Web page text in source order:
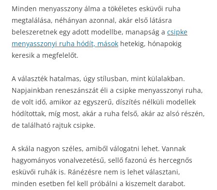
Minden menyasszony álma a tökéletes esküvői ruha
megtalálása, néhányan azonnal, akár első látásra
beleszeretnek egy adott modellbe, manapság a csipke
menyasszonyi ruha hódít, mások hetekig, hónapokig
keresik a megfelelőt.
A választék hatalmas, úgy stílusban, mint külalakban.
Napjainkban reneszánszát éli a csipke menyasszonyi ruha,
de volt idő, amikor az egyszerű, díszítés nélküli modellek
hódítottak, míg most, akár a ruha felső, akár az alsó részén,
de található rajtuk csipke.
A skála nagyon széles, amiből válogatni lehet. Vannak
hagyományos vonalvezetésű, sellő fazonú és hercegnős
esküvői ruhák is. Ránézésre nem is lehet választani,
minden esetben fel kell próbálni a kiszemelt darabot.